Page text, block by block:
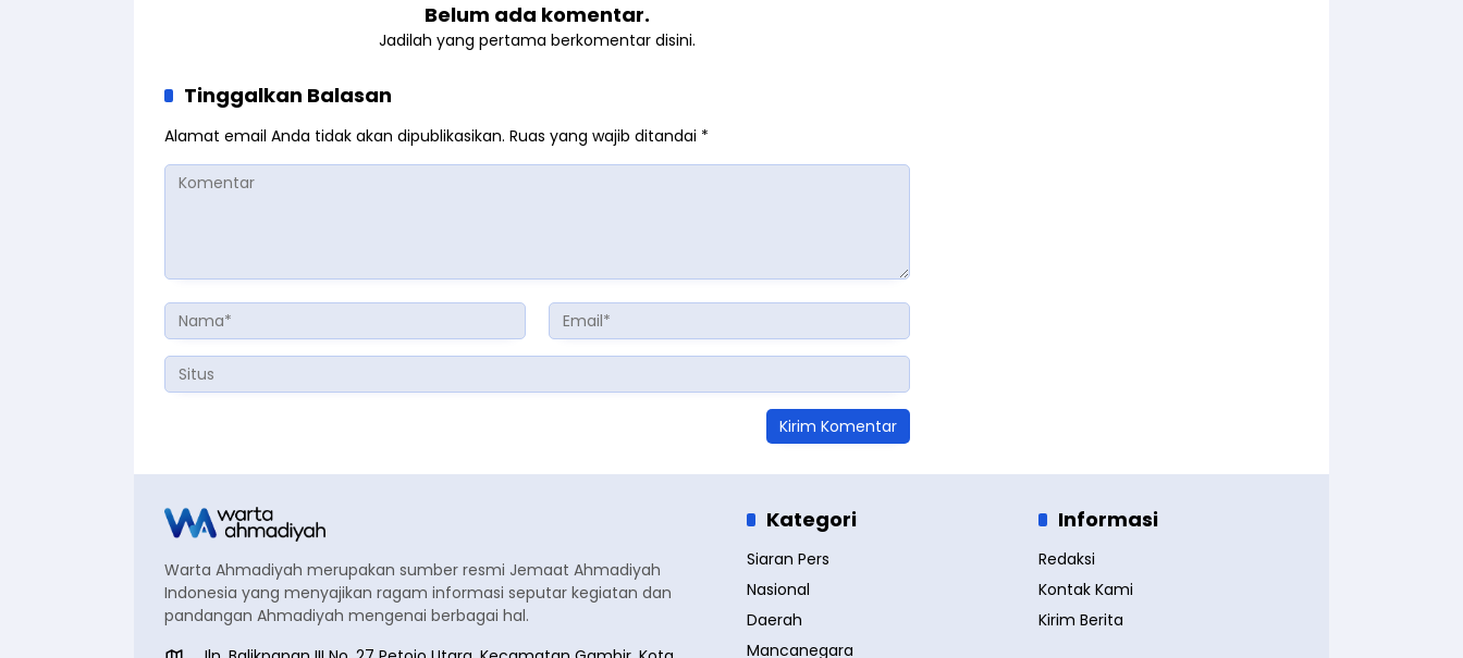
Belum ada komentar.
Jadilah yang pertama berkomentar disini.
Tinggalkan Balasan
Alamat email Anda tidak akan dipublikasikan. Ruas yang wajib ditandai *
Warta Ahmadiyah merupakan sumber resmi Jemaat Ahmadiyah
Indonesia yang menyajikan ragam informasi seputar kegiatan dan
pandangan Ahmadiyah mengenai berbagai hal.
Kategori
Siaran Pers
Nasional
Daerah
Mancanegara
Informasi
Redaksi
Kontak Kami
Kirim Berita